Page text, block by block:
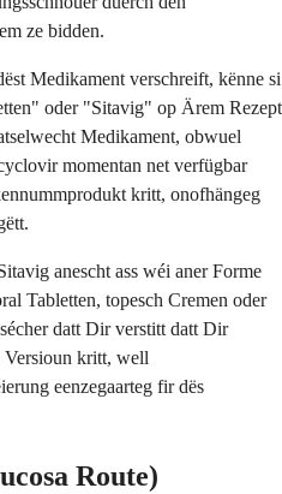
ze bidden.
Medikament verschreift, kënne si
oder "Sitavig" op Ärem Rezept
Medikament, obwuel
momentan net verfügbar
kritt, onofhängeg
anescht ass wéi aner Forme
Tabletten, topesch Cremen oder
datt Dir verstitt datt Dir
Versioun kritt, well
eenzegaarteg fir dës
Route)